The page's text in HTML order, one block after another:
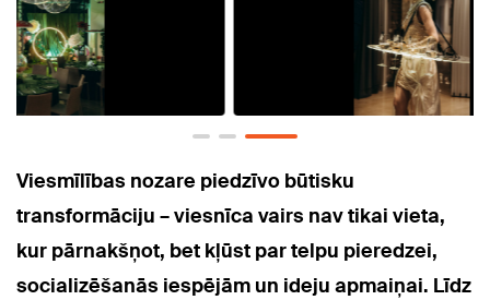
Viesmīlības nozare piedzīvo būtisku
transformāciju – viesnīca vairs nav tikai vieta,
kur pārnakšņot, bet kļūst par telpu pieredzei,
socializēšanās iespējām un ideju apmaiņai. Līdz